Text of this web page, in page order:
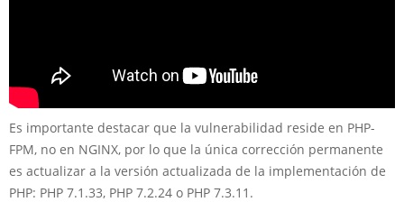
Es importante destacar que la vulnerabilidad reside en PHP-
FPM, no en NGINX, por lo que la única corrección permanente
es actualizar a la versión actualizada de la implementación de
PHP: PHP 7.1.33, PHP 7.2.24 o PHP 7.3.11.